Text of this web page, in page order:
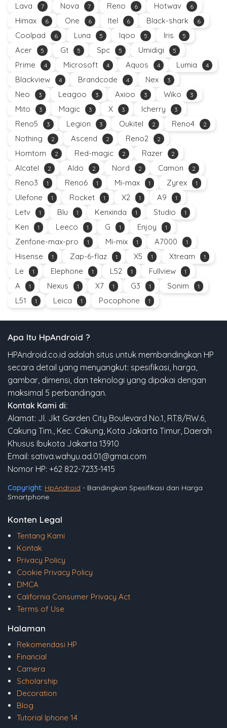
Lava 7 Nova 7 Reno 6 Hotwav 6
Himax 6 One 6 Itel 6 Black-shark 6
Coolpad 6 Luna 5 Iqoo 5 Iris 5
Acer 5 Gt 5 Spc 5 Umidigi 5
Prime 4 Microsoft 4 Aquos 4 Lumia 4
Blackview 4 Brandcode 4 Nex 3
Neo 3 Leagoo 3 Axioo 3 Wiko 3
Mito 3 Magic 3 X 3 Icherry 3
Reno5 3 Legion 3 Oukitel 2 Reno4 2
Nothing 2 Ascend 2 Reno2 2
Homtom 2 Red-magic 2 Razer 2
Alcatel 2 Aldo 2 Nord 2 Camon 2
Reno3 1 Reno6 1 Mi-max 1 Zyrex 1
Ulefone 1 Rocket 1 X2 1 A9 1
Letv 1 Blu 1 Kenxinda 1 Studio 1
Ken 1 Leeco 1 G 1 Enjoy 1
Zenfone-max-pro 1 Mi-mix 1 A7000 1
Hisense 1 Zap-6-flaz 1 X5 1 Xtream 1
Le 1 Elephone 1 L52 1 Fullview 1
A 1 Nexus 1 X7 1 G3 1 Sonim 1
L51 1 Leica 1 Pocophone 1
Apa Itu HpAndroid ?
HPAndroid.co.id adalah situs untuk membandingkan HP
secara detail yang menyangkut: spesifikasi, harga,
gambar, dimensi, dan teknologi yang dipakai dengan
maksimal 5 perbandingan.
Kontak Kami di:
Alamat: Jl. Jkt Garden City Boulevard No.1, RT.8/RW.6,
Cakung Tim., Kec. Cakung, Kota Jakarta Timur, Daerah
Khusus Ibukota Jakarta 13910
Email: sativa.wahyu.ad.01@gmai.com
Nomor HP: +62 822-7233-1415
Copyright: HpAndroid - Bandingkan Spesifikasi dan Harga
Smartphone
Konten Legal
Tentang Kami
Kontak
Privacy Policy
Cookie Privacy Policy
DMCA
California Consumer Privacy Act
Terms of Use
Halaman
Rekomendasi HP
Financial
Camera
Scholarship
Decoration
Blog
Tutorial Iphone 14